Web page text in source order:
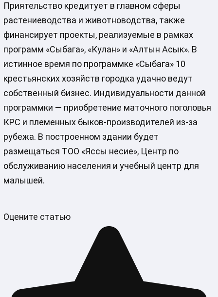
Приятельство кредитует в главном сферы
растениеводства и животноводства, также
финансирует проекты, реализуемые в рамках
программ «Сыбага», «Кулан» и «Алтын Асык». В
истинное время по программке «Сыбага» 10
крестьянских хозяйств городка удачно ведут
собственный бизнес. Индивидуальности данной
программки — приобретение маточного поголовья
КРС и племенных быков-производителей из-за
рубежа. В построенном здании будет
размещаться ТОО «Яссы несие», Центр по
обслуживанию населения и учебный центр для
малышей.
Оцените статью